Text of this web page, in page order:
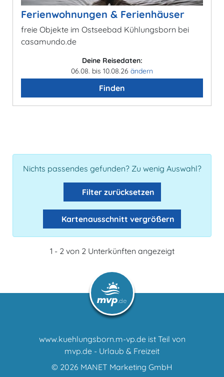
Ferienwohnungen & Ferienhäuser
freie Objekte im Ostseebad Kühlungsborn bei
casamundo.de
Deine Reisedaten:
06.08. bis 10.08.26 ändern
Finden
Nichts passendes gefunden? Zu wenig Auswahl?
Filter zurücksetzen
Kartenausschnitt vergrößern
1 - 2 von 2 Unterkünften angezeigt
www.kuehlungsborn.m-vp.de ist Teil von
mvp.de - Urlaub & Freizeit
© 2026 MANET Marketing GmbH